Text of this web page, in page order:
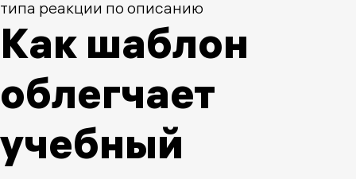
типа реакции по описанию
Как шаблон
облегчает
учебный